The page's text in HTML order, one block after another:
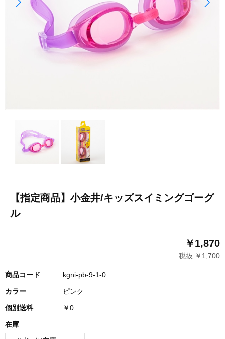
【指定商品】小金井/キッズスイミングゴーグ
ル
￥1,870
税抜 ￥1,700
商品コード kgni-pb-9-1-0
カラー ピンク
個別送料 ￥0
在庫